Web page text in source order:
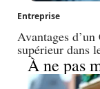
Entreprise
Avantages
supérieur dans
À ne pas